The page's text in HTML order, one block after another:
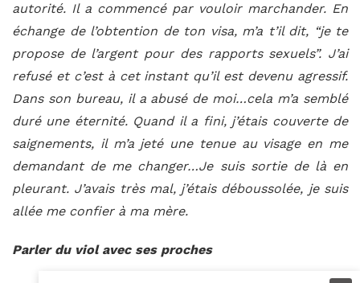
autorité. Il a commencé par vouloir marchander. En
échange de l’obtention de ton visa, m’a t’il dit, “je te
propose de l’argent pour des rapports sexuels”. J’ai
refusé et c’est à cet instant qu’il est devenu agressif.
Dans son bureau, il a abusé de moi…cela m’a semblé
duré une éternité. Quand il a fini, j’étais couverte de
saignements, il m’a jeté une tenue au visage en me
demandant de me changer…Je suis sortie de là en
pleurant. J’avais très mal, j’étais déboussolée, je suis
allée me confier à ma mère.
Parler du viol avec ses proches